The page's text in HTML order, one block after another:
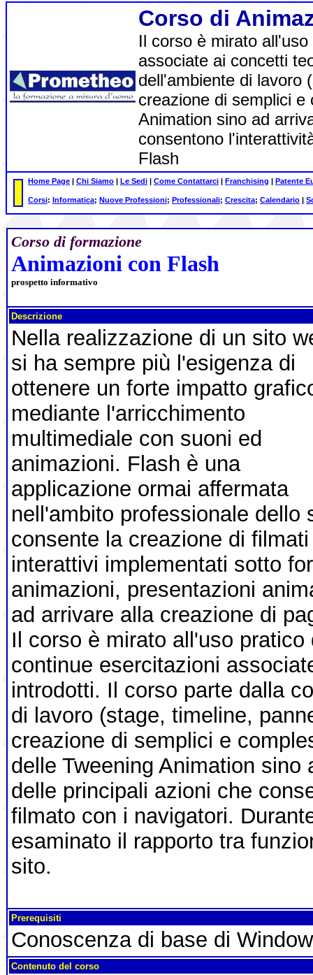
Corso di
Il corso è mirato
associate ai concetti
dell'ambiente di lavoro
creazione di semplici e
Animation sino ad
consentono
Flash
Home Page | Chi Siamo | Le Sedi | Come Contattarci | Franchising | Patente
Corsi: Informatica; Nuove Professioni; Professionali; Crescita; Calendario |
Corso di formazione
Animazioni con Flash
prospetto informativo
Descrizione
Nella realizzazione di un sito
si ha sempre più l'esigenza di
ottenere un forte impatto
mediante l'arricchimento
multimediale con suoni ed
animazioni. Flash è una
applicazione ormai affermata
nell'ambito professionale dello
consente la creazione di
interattivi implementati sotto
animazioni, presentazioni
ad arrivare alla creazione di
Il corso è mirato all'uso
continue esercitazioni
introdotti. Il corso parte dalla
di lavoro (stage, timeline,
creazione di semplici e
delle Tweening Animation sino
delle principali azioni che
filmato con i navigatori.
esaminato il rapporto tra
sito.
Prerequisiti
Conoscenza di base di
Contenuto del corso